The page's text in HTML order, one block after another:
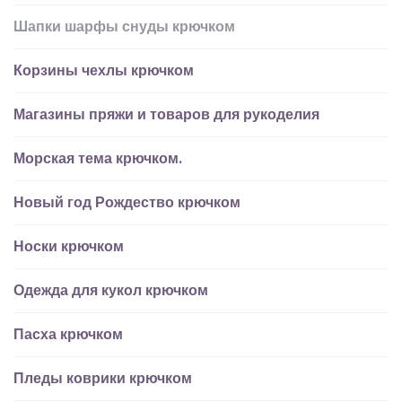
Шапки шарфы снуды крючком
Корзины чехлы крючком
Магазины пряжи и товаров для рукоделия
Морская тема крючком.
Новый год Рождество крючком
Носки крючком
Одежда для кукол крючком
Пасха крючком
Пледы коврики крючком